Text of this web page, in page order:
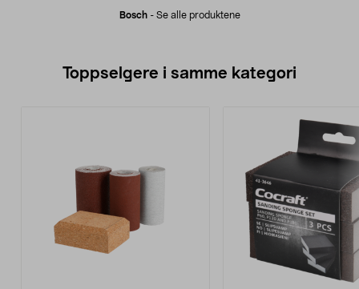
Bosch- Se alle produktene
Toppselgere i samme kategori